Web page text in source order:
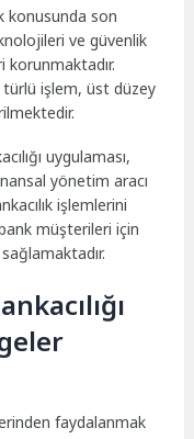
konusunda son
ve güvenlik
türlü işlem, üst düzey
uygulaması,
yönetim aracı
işlemlerini
müşterileri için
faydalanmak